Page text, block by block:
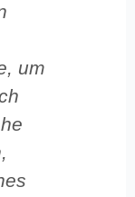
um